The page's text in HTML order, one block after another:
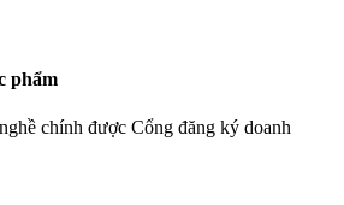
phẩm
chính được Cổng đăng ký doanh